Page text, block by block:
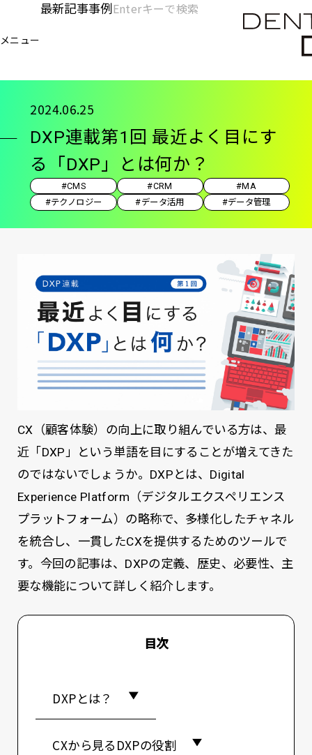
ン
ン
ツ
メニュー
[KC]
-
メ
イ
ン
最新記事事例
検
索
DXP連載第1回 最近よく目にす
る「DXP」とは何か？
2024.06.25
#CMS #CRM
#MA
#テクノロジー
#データ活用 #データ管理
CX（顧客体験）の向上に取り組んでいる方は、最
近「DXP」という単語を目にすることが増えてきた
のではないでしょうか。DXPとは、Digital
Experience Platform（デジタルエクスペリエンス
プラットフォーム）の略称で、多様化したチャネル
を統合し、一貫したCXを提供するためのツールで
す。今回の記事は、DXPの定義、歴史、必要性、主
要な機能について詳しく紹介します。
目次
DXPとは？
CXから見るDXPの役割